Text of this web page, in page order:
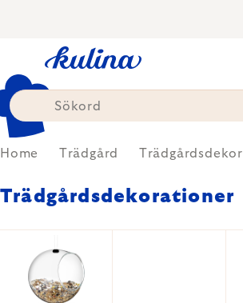
Home Trädgård Trädgårdsdekor
Trädgårdsdekorationer